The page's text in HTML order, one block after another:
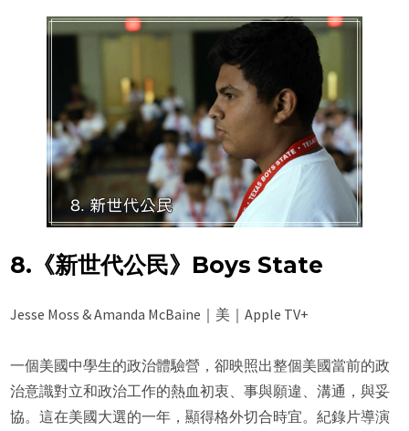
8.《新世代公民》Boys State
Jesse Moss & Amanda McBaine｜美｜Apple TV+
一個美國中學生的政治體驗營，卻映照出整個美國當前的政
治意識對立和政治工作的熱血初衷、事與願違、溝通，與妥
協。這在美國大選的一年，顯得格外切合時宜。紀錄片導演